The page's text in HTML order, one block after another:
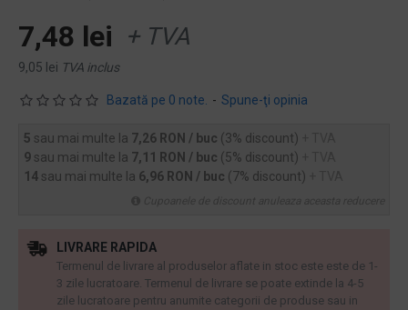
Bazată pe 0 note. - Spune-ţi opinia
7,48 lei + TVA
9,05 lei TVA inclus
5 sau mai multe la 7,26 RON / buc (3% discount)
9 sau mai multe la 7,11 RON / buc (5% discount)
14 sau mai multe la 6,96 RON / buc (7% discount)
LIVRARE RAPIDA
Termenul de livrare al produselor aflate in stoc este este de 1-
3 zile lucratoare. Termenul de livrare se poate extinde la 4-5
zile lucratoare pentru anumite categorii de produse sau in